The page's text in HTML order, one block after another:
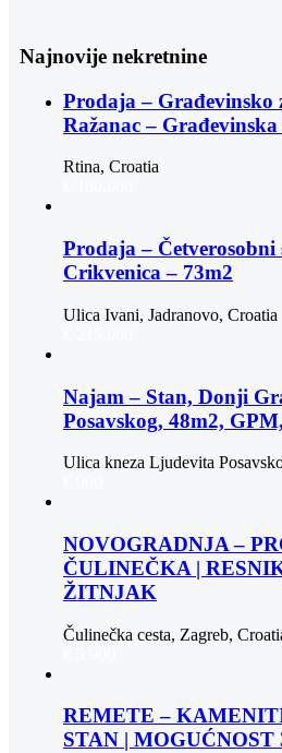
Najnovije nekretnine
Prodaja – Građevinsko
Ražanac –
Rtina, Croatia
Prodaja –
Crikvenica – 73m2
Ulica Ivani, Jadranovo, Croatia
Najam – Stan, Donji
Posavskog, 48m2,
Ulica kneza Ljudevita
NOVOGRADNJA –
ČULINEČKA |
ŽITNJAK
Čulinečka cesta, Zagreb,
REMETE – KAMENITI
STAN | MOGUĆNOST